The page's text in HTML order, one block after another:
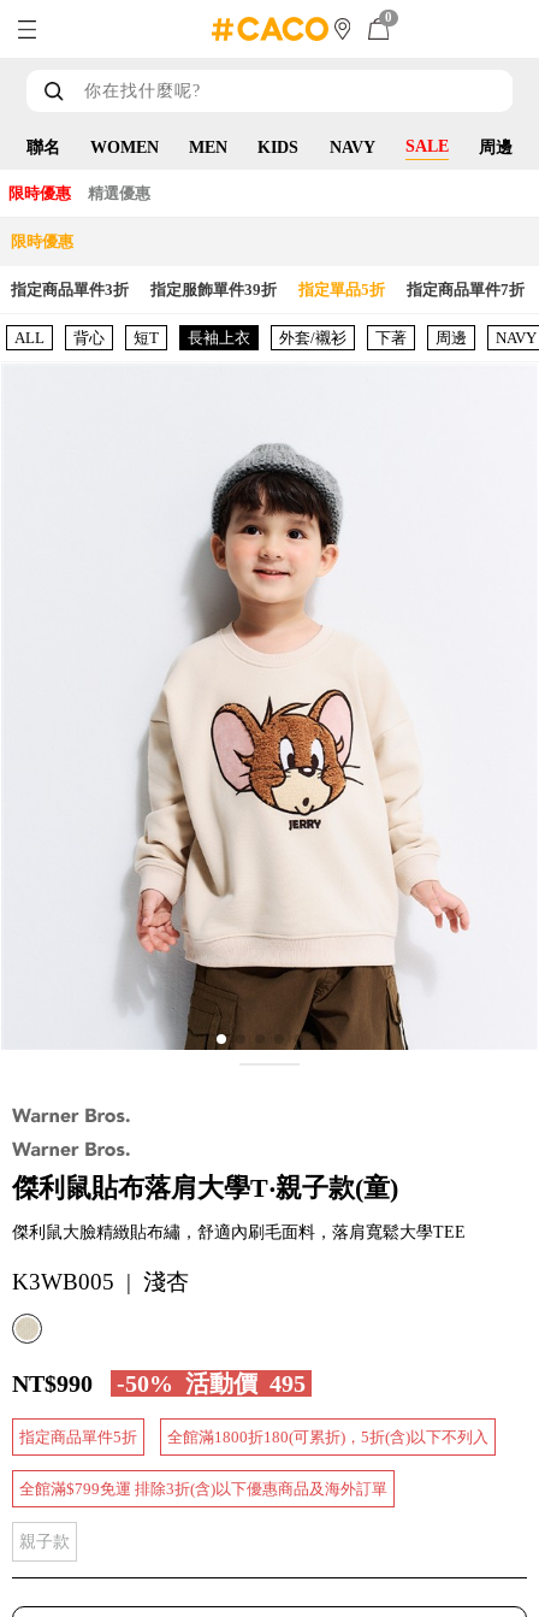
0
聯名 WOMEN MEN KIDS NAVY SALE 周邊
限時優惠 精選優惠
限時優惠
指定商品單件3折 指定服飾單件39折 指定單品5折 指定商品單件7折
ALL 背心 短T 長袖上衣 外套/襯衫 下著 周邊 NAVY
傑利鼠貼布落肩大學T‧親子款(童)
傑利鼠大臉精緻貼布繡，舒適內刷毛面料，落肩寬鬆大學TEE
K3WB005 | 淺杏
NT$990 -50% 活動價 495
指定商品單件5折 全館滿1800折180(可累折)，5折(含)以下不列入
全館滿$799免運 排除3折(含)以下優惠商品及海外訂單
親子款